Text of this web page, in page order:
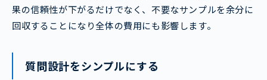
果の信頼性が下がるだけでなく、不要なサンプルを余分に
回収することになり全体の費用にも影響します。
質問設計をシンプルにする